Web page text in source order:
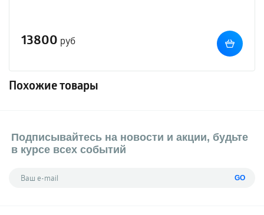
13800 руб
Похожие товары
Подписывайтесь на новости и акции, будьте
в курсе всех событий
GO